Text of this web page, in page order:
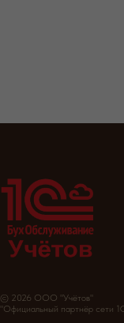
© 2026 ООО "Учётов"
"Официальный партнёр сети